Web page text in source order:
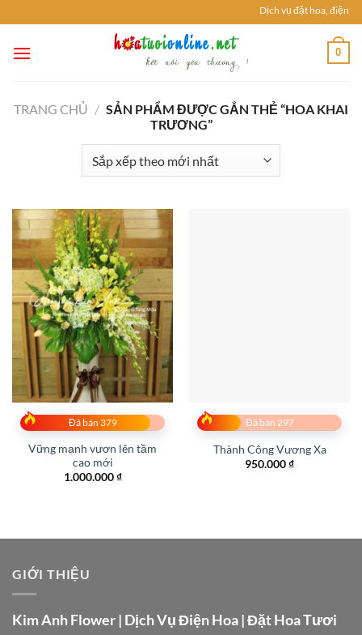
đến
nội
Dịch vụ đặt hoa, điện
0
TRANG CHỦ / SẢN PHẨM ĐƯỢC GẮN THẺ “HOA KHAI
TRƯƠNG”
Đã bán 379
Vững mạnh vươn lên tầm
cao mới
1.000.000₫
Đã bán 297
Thành Công Vương Xa
950.000₫
GIỚI THIỆU
Kim Anh Flower | Dịch Vụ Điện Hoa | Đặt Hoa Tươi